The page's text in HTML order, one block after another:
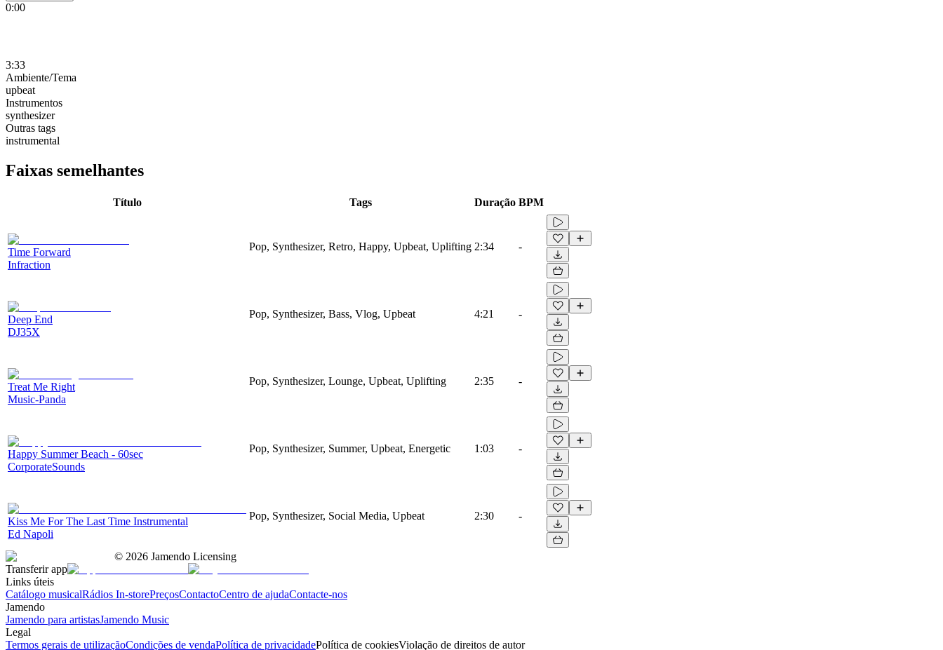
0:00
3:33
Ambiente/Tema
upbeat
Instrumentos
synthesizer
Outras tags
instrumental
Faixas semelhantes
Título Tags Duração BPM
Time Forward
Infraction
Pop, Synthesizer, Retro, Happy, Upbeat, Uplifting 2:34 -
Deep End
DJ35X
Pop, Synthesizer, Bass, Vlog, Upbeat 4:21 -
Treat Me Right
Music-Panda
Pop, Synthesizer, Lounge, Upbeat, Uplifting 2:35 -
Happy Summer Beach - 60sec
CorporateSounds
Pop, Synthesizer, Summer, Upbeat, Energetic 1:03 -
Kiss Me For The Last Time Instrumental
Ed Napoli
Pop, Synthesizer, Social Media, Upbeat 2:30 -
© 2026 Jamendo Licensing
Transferir app
Links úteis
Catálogo musicalRádios In-storePreçosContactoCentro de ajudaContacte-nos
Jamendo
Jamendo para artistasJamendo Music
Legal
Termos gerais de utilizaçãoCondições de vendaPolítica de privacidadePolítica de cookiesViolação de direitos de autor